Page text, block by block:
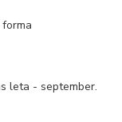
leta - september.